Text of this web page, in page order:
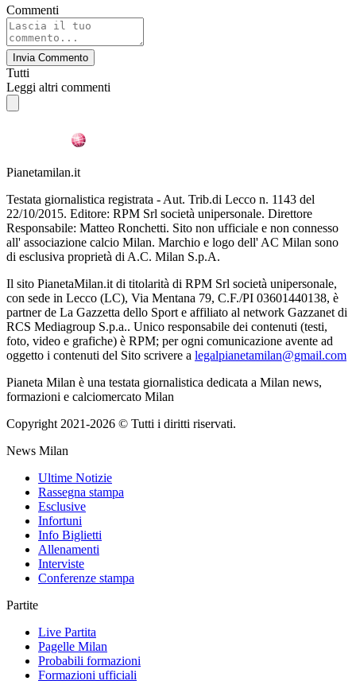
Commenti
Invia Commento
Tutti
Leggi altri commenti
Pianetamilan.it
Testata giornalistica registrata - Aut. Trib.di Lecco n. 1143 del
22/10/2015. Editore: RPM Srl società unipersonale. Direttore
Responsabile: Matteo Ronchetti. Sito non ufficiale e non connesso
all' associazione calcio Milan. Marchio e logo dell' AC Milan sono
di esclusiva proprietà di A.C. Milan S.p.A.
Il sito PianetaMilan.it di titolarità di RPM Srl società unipersonale,
con sede in Lecco (LC), Via Mentana 79, C.F./PI 03601440138, è
partner de La Gazzetta dello Sport e affiliato al network Gazzanet di
RCS Mediagroup S.p.a.. Unico responsabile dei contenuti (testi,
foto, video e grafiche) è RPM; per ogni comunicazione avente ad
oggetto i contenuti del Sito scrivere a legalpianetamilan@gmail.com
Pianeta Milan è una testata giornalistica dedicata a Milan news,
formazioni e calciomercato Milan
Copyright 2021-2026 © Tutti i diritti riservati.
News Milan
Ultime Notizie
Rassegna stampa
Esclusive
Infortuni
Info Biglietti
Allenamenti
Interviste
Conferenze stampa
Partite
Live Partita
Pagelle Milan
Probabili formazioni
Formazioni ufficiali